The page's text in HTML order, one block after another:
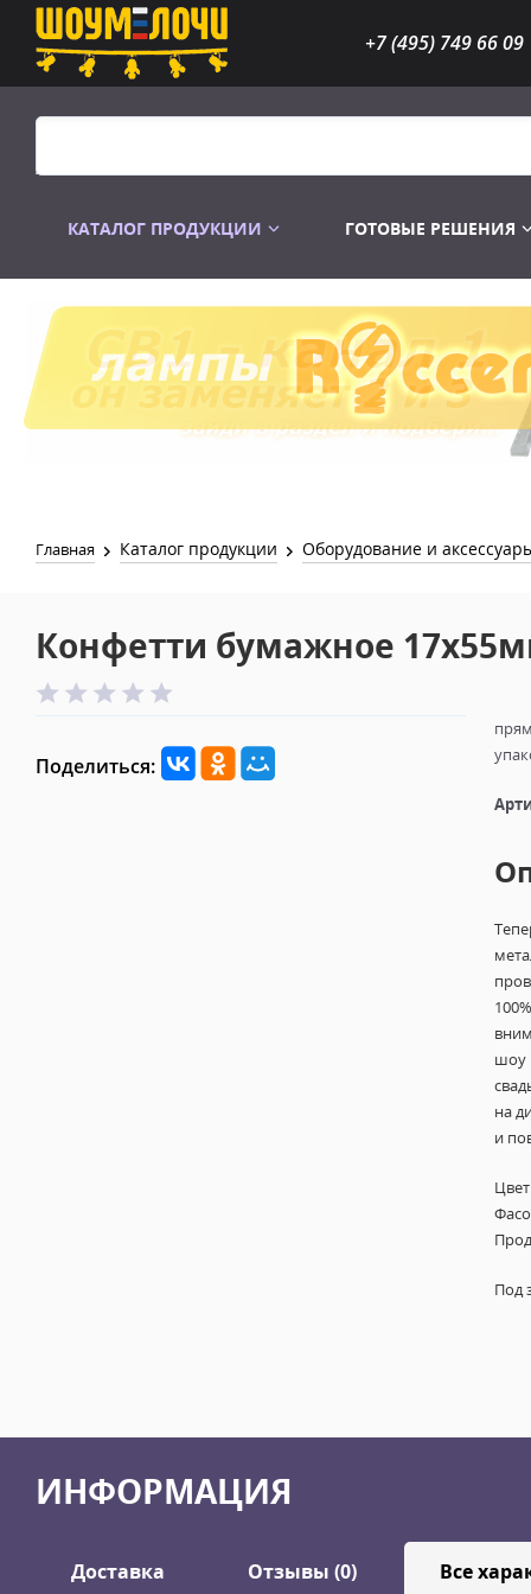
+7 (495) 749 66 09
КАТАЛОГ ПРОДУКЦИИ
Распродажа Лампы
ГОТОВЫЕ РЕШЕНИЯ
Главная Каталог продукции Оборудование и
Конфетти бумажное
Поделиться:
шоу
на
и
Под
ИНФОРМАЦИЯ
Доставка Отзывы (0) Все